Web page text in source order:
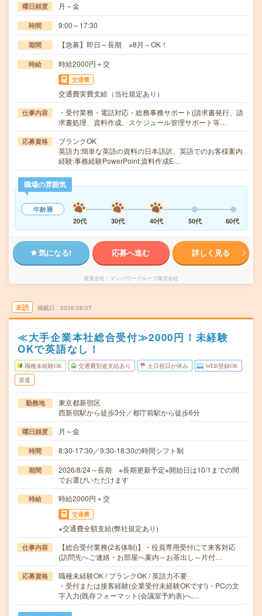
曜日頻度 月～金
時間 9:00～17:30
期間 【急募】即日～長期 ※8月～OK！
時給 時給2000円＋交
交通費
交通費実費支給（当社規定あり）
仕事内容
・受付業務・電話対応・総務事務サポート(請求書発行、請
求書処理、資料作成、スケジュール管理サポート等…
応募資格
ブランクOK
英語力:簡単な英語の資料の日本語訳、英語でのお客様案内
経験:事務経験PowerPoint:資料作成E…
職場の雰囲気
年齢層
20代
30代 40代 50代 60代
気になる! 応募へ進む 詳しく見る
派遣会社 マンパワーグループ株式会社
未読 掲載日 2026/08/07
≪大手企業本社総合受付≫2000円！未経験
OKで英語なし！
職種未経験OK 交通費別途支給あり 土日祝日が休み WEB登録OK
派遣
勤務地
東京都新宿区
西新宿駅から徒歩3分／都庁前駅から徒歩6分
曜日頻度 月～金
時間 8:30-17:30／9:30-18:30の時間シフト制
期間
2026/8/24～長期 ※長期更新予定※開始日は10/1までの間
でお選びいただけます
時給 時給2000円＋交
交通費
※交通費全額支給(弊社規定あり)
仕事内容
【総合受付業務(2名体制)】・役員専用受付にて来客対応
(訪問先へご連絡・お部屋へ案内～お茶出し～片付…
応募資格
職種未経験OK / ブランクOK / 英語力不要
・受付または接客経験(企業受付未経験OKです!)・PCの文
字入力(既存フォーマット(会議室予約表)へ…